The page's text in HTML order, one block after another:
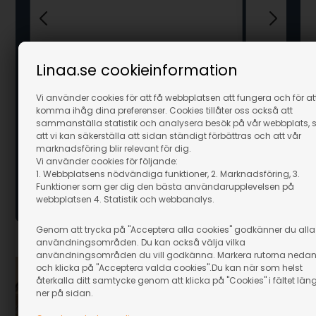
Linaa.se cookieinformation
Vi använder cookies för att få webbplatsen att fungera och för
komma ihåg dina preferenser. Cookies tillåter oss också att
sammanställa statistik och analysera besök på vår webbplats,
att vi kan säkerställa att sidan ständigt förbättras och att vår
marknadsföring blir relevant för dig.
Vi använder cookies för följande:
1. Webbplatsens nödvändiga funktioner, 2. Marknadsföring, 3.
Funktioner som ger dig den bästa användarupplevelsen på
webbplatsen 4. Statistik och webbanalys.
Genom att trycka på "Acceptera alla cookies" godkänner du alla
användningsområden. Du kan också välja vilka
användningsområden du vill godkänna. Markera rutorna nedan
och klicka på "Acceptera valda cookies".Du kan när som helst
återkalla ditt samtycke genom att klicka på "Cookies" i fältet
ner på sidan.
Bruyere rod
I lager
295,00 SEK
inkl. moms
Eventuellt leveranskostnader
Attachment
I lager
389,00
Välkommen till linaa.se